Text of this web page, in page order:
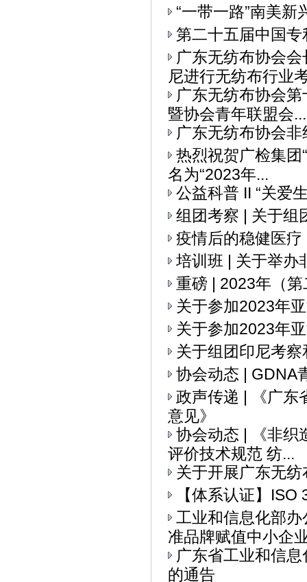
“一带一路”南美
第二十五届中国
广东无纺布协会
尼进行无纺布行业
广东无纺布协会
暨协会青年联盟会...
广东无纺布协会
热烈祝贺广检集团
名为“2023年...
公益科普 II “关爱
组团考察 | 关于组
疫情后的稳健医
培训班 | 关于举办
重磅 | 2023年（
关于参加2023年
关于参加2023年
关于组团印尼考
协会动态 | GDNA
政声传递 | 《广东
意见》
协会动态 | 《非织
评价技术规范 纺...
关于开展广东无
【体系认证】
工业和信息化部
准品牌赋值中小企
广东省工业和信
的通告